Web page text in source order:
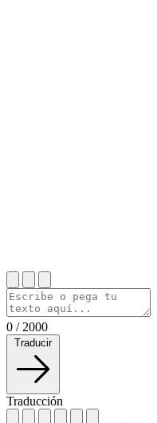
0 / 2000
Traducir
Traducción